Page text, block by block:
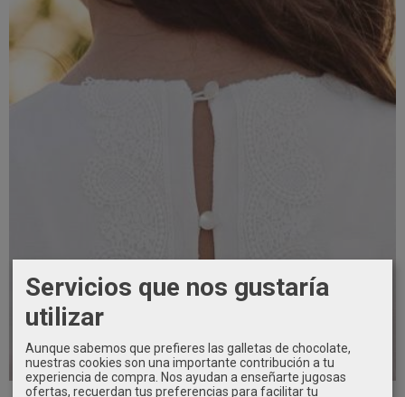
COMUNION 2026
Servicios que nos gustaría
utilizar
Aunque sabemos que prefieres las galletas de chocolate,
nuestras cookies son una importante contribución a tu
experiencia de compra. Nos ayudan a enseñarte jugosas
ofertas, recuerdan tus preferencias para facilitar tu